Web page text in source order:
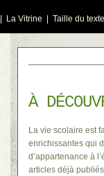
La Vitrine | Taille du texte
À
La vie scolaire est
enrichissantes qui
d’appartenance à
articles déjà